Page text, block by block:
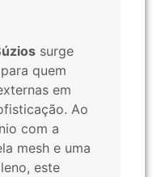
surge
quem
em
Ao
com a
mesh e uma
este